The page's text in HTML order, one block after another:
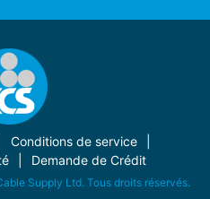
Conditions de service
Demande de Crédit
Supply Ltd. Tous droits réservés.